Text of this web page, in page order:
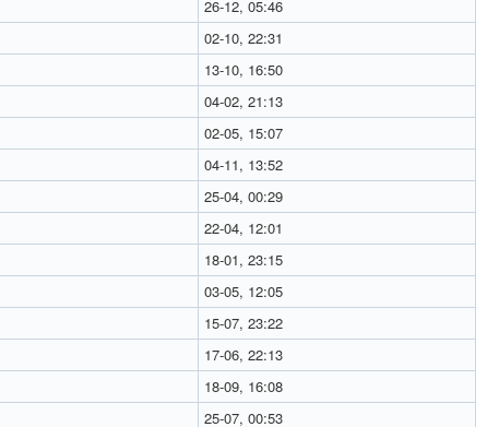
26-12, 05:46
02-10, 22:31
13-10, 16:50
04-02, 21:13
02-05, 15:07
04-11, 13:52
25-04, 00:29
22-04, 12:01
18-01, 23:15
03-05, 12:05
15-07, 23:22
17-06, 22:13
18-09, 16:08
25-07, 00:53